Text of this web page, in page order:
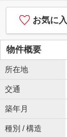
お気に
物件概要
所在地
交通
築年月
種別 / 構造